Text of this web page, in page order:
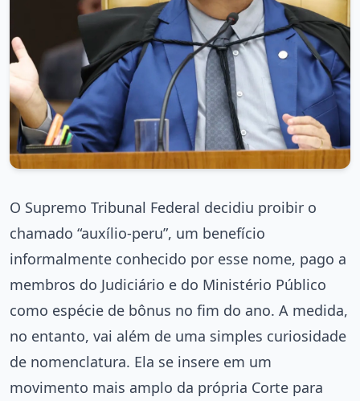
O Supremo Tribunal Federal decidiu proibir o
chamado “auxílio-peru”, um benefício
informalmente conhecido por esse nome, pago a
membros do Judiciário e do Ministério Público
como espécie de bônus no fim do ano. A medida,
no entanto, vai além de uma simples curiosidade
de nomenclatura. Ela se insere em um
movimento mais amplo da própria Corte para